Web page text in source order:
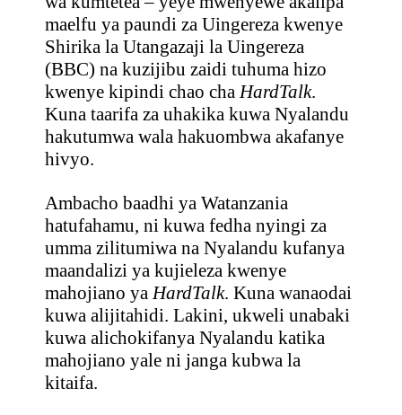
maelfu ya paundi za Uingereza kwenye
Shirika la Utangazaji la Uingereza
(BBC) na kuzijibu zaidi tuhuma hizo
kwenye kipindi chao chaHardTalk.
Kuna taarifa za uhakika kuwa Nyalandu
hakutumwa wala hakuombwa akafanye
hivyo.
Ambacho baadhi ya Watanzania
hatufahamu, ni kuwa fedha nyingi za
umma zilitumiwa na Nyalandu kufanya
maandalizi ya kujieleza kwenye
mahojiano yaHardTalk. Kuna wanaodai
kuwa alijitahidi. Lakini, ukweli unabaki
kuwa alichokifanya Nyalandu katika
mahojiano yale ni janga kubwa la
kitaifa.